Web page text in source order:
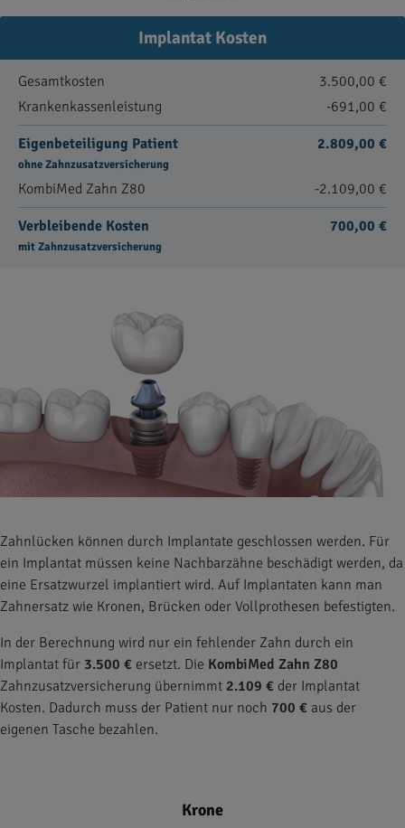
Implantat Kosten
Gesamtkosten
3.500,00 €
Krankenkassenleistung
-691,00 €
Eigenbeteiligung Patient
ohne Zahnzusatzversicherung
2.809,00 €
KombiMed Zahn Z80 -2.109,00 €
Verbleibende Kosten
mit Zahnzusatzversicherung
700,00 €
Zahnlücken können durch Implantate geschlossen werden. Für
ein Implantat müssen keine Nachbarzähne beschädigt werden, da
eine Ersatzwurzel implantiert wird. Auf Implantaten kann man
Zahnersatz wie Kronen, Brücken oder Vollprothesen befestigten.
In der Berechnung wird nur ein fehlender Zahn durch ein
Implantat für 3.500 € ersetzt. Die KombiMed Zahn Z80
Zahnzusatzversicherung übernimmt 2.109 € der Implantat
Kosten. Dadurch muss der Patient nur noch 700 € aus der
eigenen Tasche bezahlen.
Krone